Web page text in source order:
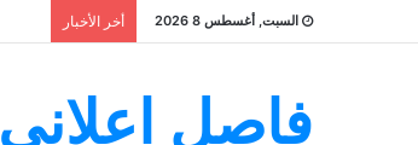
السبت, أغسطس 8 2026 أخر الأخبار
فاصل اعلاني